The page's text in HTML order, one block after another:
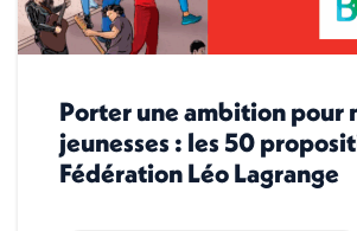
Porter une ambition pour
jeunesses : les 50
Fédération Léo Lagrange